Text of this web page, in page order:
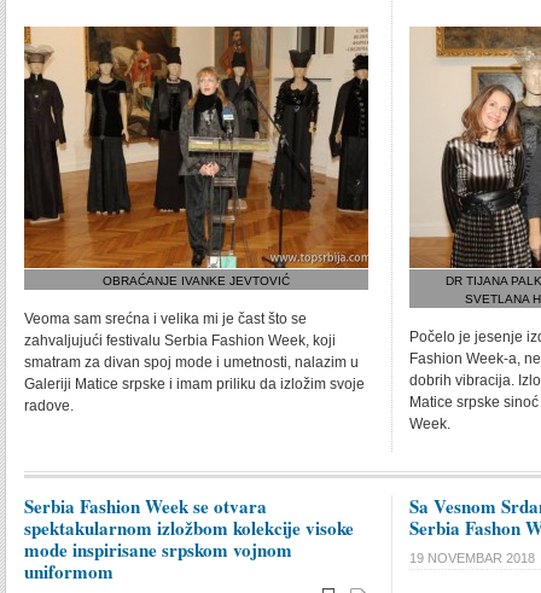
OBRAĆANJE IVANKE JEVTOVIĆ
Veoma sam srećna i velika mi je čast što se
zahvaljujući festivalu Serbia Fashion Week, koji
smatram za divan spoj mode i umetnosti, nalazim u
Galeriji Matice srpske i imam priliku da izložim svoje
radove.
DR TIJANA
SVETLANA
Počelo je jesenje
Fashion Week-a,
dobrih vibracija.
Matice srpske
Week.
Serbia Fashion Week se otvara
spektakularnom izložbom kolekcije visoke
mode inspirisane srpskom vojnom
uniformom
Sa Vesnom
Serbia Fashon
19 NOVEMBAR 2018